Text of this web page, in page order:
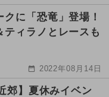
クに「恐竜」登場！
ィラノとレースも
2022年08月14日
郊】夏休みイベン